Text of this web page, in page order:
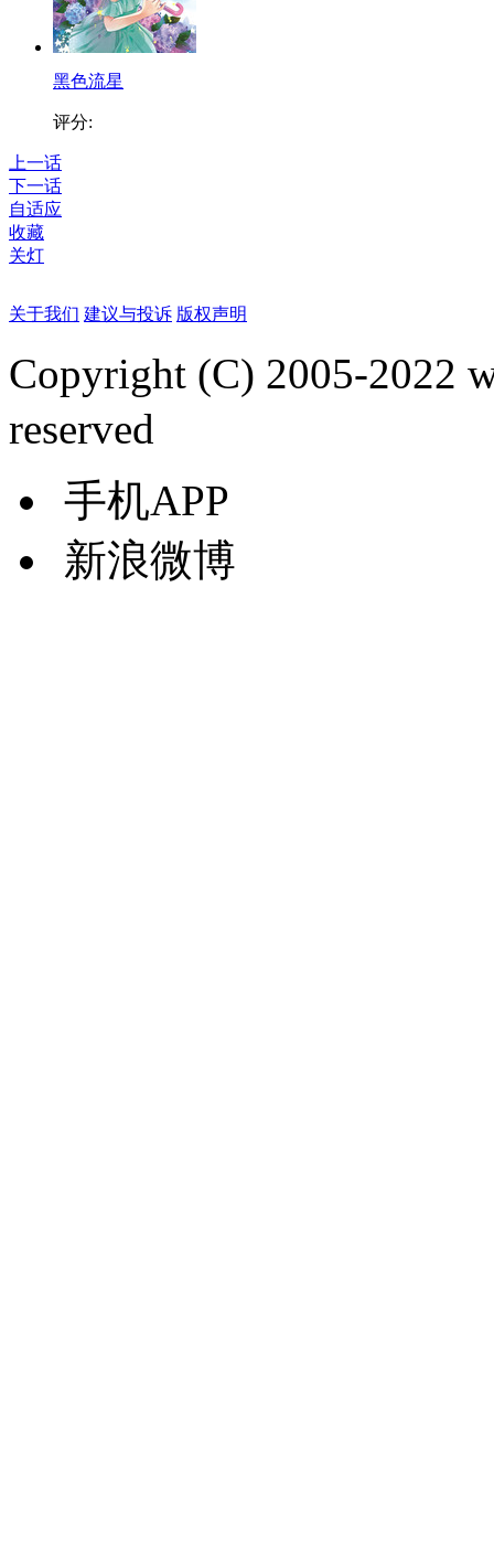
黑色流星
评分:
上一话
下一话
自适应
收藏
关灯
关于我们 建议与投诉 版权声明
Copyright (C) 2005-2022
reserved
手机APP
新浪微博